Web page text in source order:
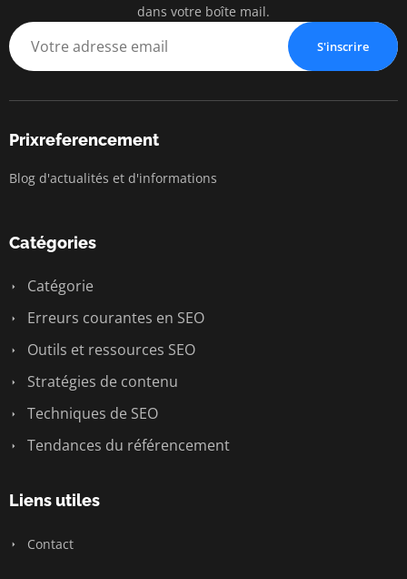
dans votre boîte mail.
S'inscrire
Prixreferencement
Blog d'actualités et d'informations
Catégories
Catégorie
Erreurs courantes en SEO
Outils et ressources SEO
Stratégies de contenu
Techniques de SEO
Tendances du référencement
Liens utiles
Contact